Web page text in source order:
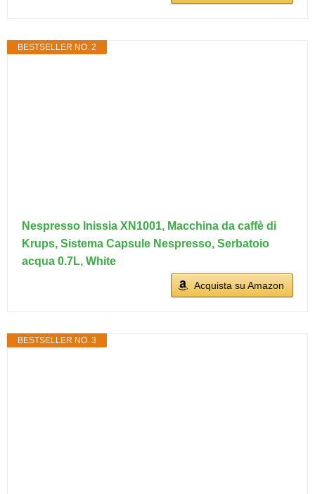
BESTSELLER NO. 2
Nespresso Inissia XN1001, Macchina da caffè di
Krups, Sistema Capsule Nespresso, Serbatoio
acqua 0.7L, White
Acquista su Amazon
BESTSELLER NO. 3